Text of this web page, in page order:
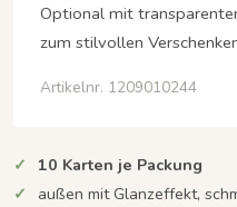
Optional mit
zum stilvollen
Artikelnr. 1209010244
10 Karten je Packung
außen mit Glanzeffekt,